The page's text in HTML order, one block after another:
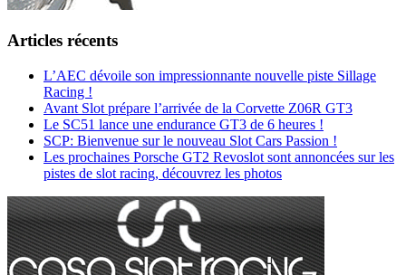
Articles récents
L’AEC dévoile son impressionnante nouvelle piste Sillage
Racing !
Avant Slot prépare l’arrivée de la Corvette Z06R GT3
Le SC51 lance une endurance GT3 de 6 heures !
SCP: Bienvenue sur le nouveau Slot Cars Passion !
Les prochaines Porsche GT2 Revoslot sont annoncées sur les
pistes de slot racing, découvrez les photos